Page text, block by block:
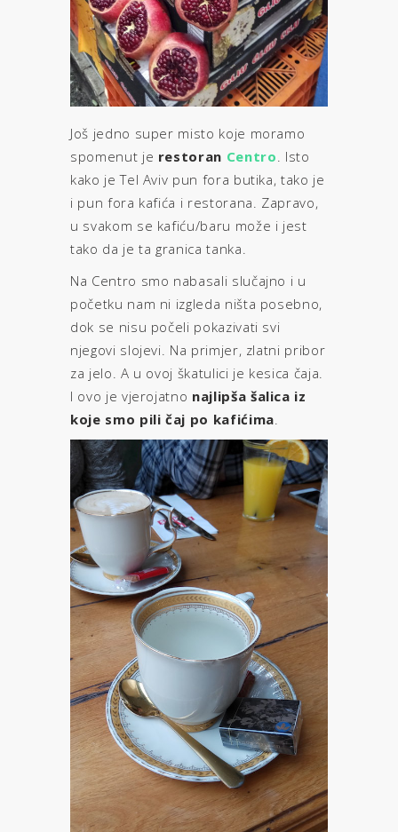
Još jedno super misto koje moramo
spomenut je restoran Centro . Isto
kako je Tel Aviv pun fora butika, tako je
i pun fora kafića i restorana. Zapravo,
u svakom se kafiću/baru može i jest
tako da je ta granica tanka.
Na Centro smo nabasali slučajno i u
početku nam ni izgleda ništa posebno,
dok se nisu počeli pokazivati svi
njegovi slojevi. Na primjer, zlatni pribor
za jelo. A u ovoj škatulici je kesica čaja.
I ovo je vjerojatno najlipša šalica iz
koje smo pili čaj po kafićima